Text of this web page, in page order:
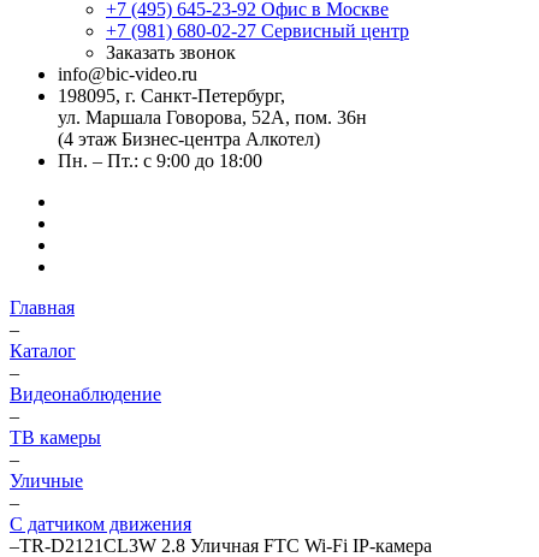
+7 (495) 645-23-92 Офис в Москве
+7 (981) 680-02-27 Сервисный центр
Заказать звонок
info@bic-video.ru
198095, г. Санкт-Петербург,
ул. Маршала Говорова, 52А, пом. 36н
(4 этаж Бизнес-центра Алкотел)
Пн. – Пт.: с 9:00 до 18:00
Главная
–
Каталог
–
Видеонаблюдение
–
ТВ камеры
–
Уличные
–
С датчиком движения
–TR-D2121CL3W 2.8 Уличная FTC Wi-Fi IP-камера